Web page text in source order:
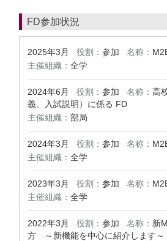
FD参加状況
2025年3月 役割： 参加 名称：
主催組織： 全学
2024年6月 役割： 参加 名称： 高
義、入試説明）に係る FD
主催組織： 部局
2024年3月 役割： 参加 名称：
主催組織： 全学
2023年3月 役割： 参加 名称：
主催組織： 全学
2022年3月 役割： 参加 名称： 新
方 ～新機能を中心に紹介します～